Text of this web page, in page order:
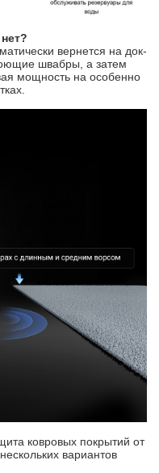
вернется на док-
швабры, а затем
мощность на особенно
ковровых покрытий от
вариантов